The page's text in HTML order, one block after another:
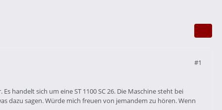
#1
handelt sich um eine ST 1100 SC 26. Die Maschine steht bei
dazu sagen. Würde mich freuen von jemandem zu hören. Wenn